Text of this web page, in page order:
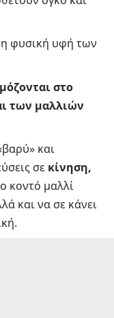
φυσική υφή των
στο
των μαλλιών
και
σε κίνηση,
κοντό μαλλί
και να σε κάνει